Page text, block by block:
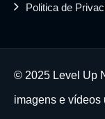
Politica de
© 2025 Level Up
imagens e vídeos